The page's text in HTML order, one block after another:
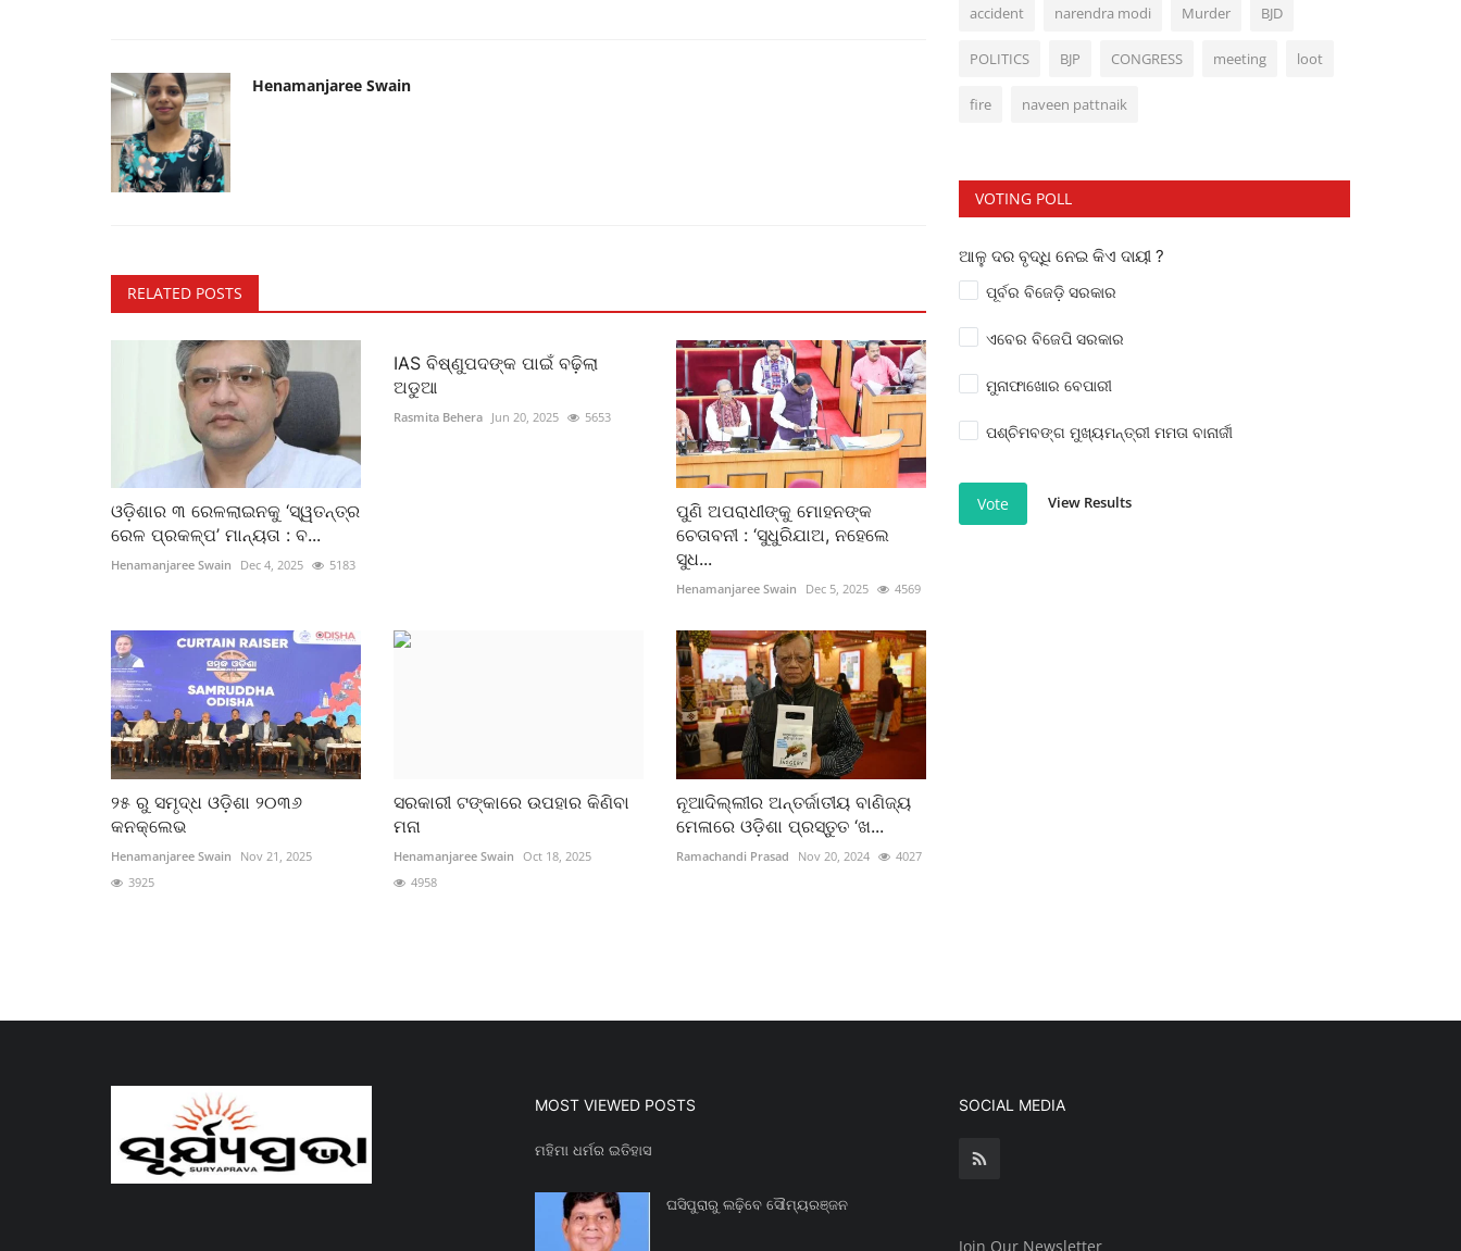
Henamanjaree Swain
RELATED POSTS
ଓଡ଼ିଶାର ୩ ରେଳଲାଇନକୁ ‘ସ୍ୱତନ୍ତ୍ର
ରେଳ ପ୍ରକଳ୍ପ’ ମାନ୍ୟତା : ବ...
Henamanjaree Swain Dec 4, 2025 5183
IAS ବିଷ୍ଣୁପଦଙ୍କ ପାଇଁ ବଢ଼ିଲା
ଅଡୁଆ
Rasmita Behera Jun 20, 2025 5653
ପୁଣି ଅପରାଧୀଙ୍କୁ ମୋହନଙ୍କ
ଚେତାବନୀ : ‘ସୁଧୁରିଯାଅ, ନହେଲେ
ସୁଧ...
Henamanjaree Swain Dec 5, 2025 4569
୨୫ ରୁ ସମୃଦ୍ଧ ଓଡ଼ିଶା ୨୦୩୬
କନକ୍ଲେଭ
Henamanjaree Swain
Nov 21, 2025
3925
ସରକାରୀ ଟଙ୍କାରେ ଉପହାର କିଣିବା
ମନା
Henamanjaree Swain Oct 18, 2025
4958
ନୂଆଦିଲ୍ଲୀର ଅନ୍ତର୍ଜାତୀୟ ବାଣିଜ୍ୟ
ମେଳାରେ ଓଡ଼ିଶା ପ୍ରସ୍ତୁତ ‘ଖ...
Ramachandi Prasad Nov 20, 2024 4027
accident narendra modi Murder BJD
POLITICS BJP CONGRESS meeting loot
fire naveen pattnaik
VOTING POLL
ଆଳୁ ଦର ବୃଦ୍ଧି ନେଇ କିଏ ଦାୟୀ ?
ପୂର୍ବର ବିଜେଡ଼ି ସରକାର
ଏବେର ବିଜେପି ସରକାର
ମୁନାଫାଖୋର ବେପାରୀ
ପଶ୍ଚିମବଙ୍ଗ ମୁଖ୍ୟମନ୍ତ୍ରୀ ମମତା ବାନାର୍ଜୀ
Vote View Results
MOST VIEWED POSTS
ମହିମା ଧର୍ମର ଇତିହାସ
ଘସିପୁରାରୁ ଲଢ଼ିବେ ସୌମ୍ୟରଞ୍ଜନ
SOCIAL MEDIA
Join Our Newsletter